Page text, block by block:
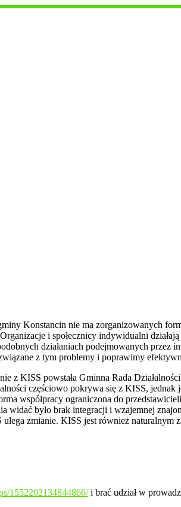
Konstancin nie ma zorganizowanych
i społecznicy indywidualni
działaniach podejmowanych przez
z tym problemy i poprawimy
z KISS powstała Gminna Rada
częściowo pokrywa się z KISS, jednak
współpracy ograniczona do
widać było brak integracji i wzajemnej
zmianie. KISS jest również naturalnym
1552202134844866/i brać udział w